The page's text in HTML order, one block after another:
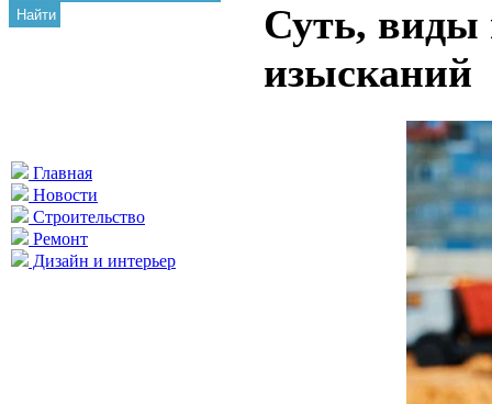
Найти
Главная
Новости
Строительство
Ремонт
Дизайн и интерьер
Суть, виды
изысканий